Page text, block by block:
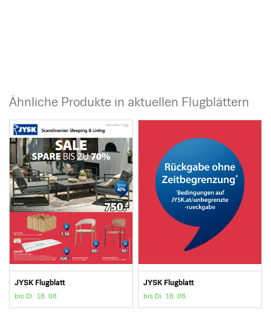
Ähnliche Produkte in aktuellen Flugblättern
JYSK Flugblatt
bis Di. 18. 08.
JYSK Flugblatt
bis Di. 18. 08.